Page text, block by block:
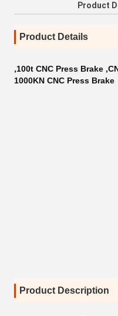
Product
Product Details
,
100t CNC Press Brake
,
1000KN CNC Press Brake
Product Description